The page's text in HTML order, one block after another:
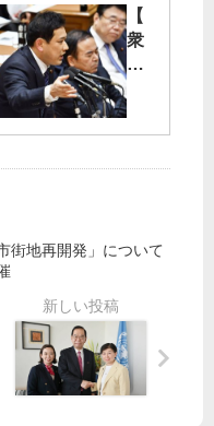
Ｐ
Ｃ
検
査
・
護
健
所
／
宇
【
衆
院
算
委
公
廃
棄
虚
偽
街地再開発」について